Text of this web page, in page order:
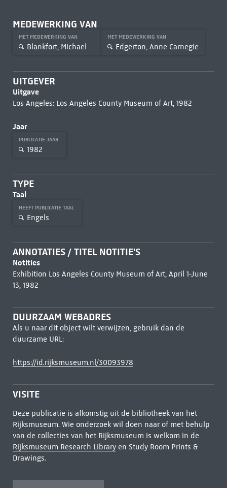
MEDEWERKING VAN
MET MEDEWERKING VAN
Blankfort, Michael
MET MEDEWERKING VAN
Edgerton, Anne Carnegie
UITGEVER
Uitgave
Los Angeles: Los Angeles County Museum of Art, 1982
Jaar
PUBLICATIE JAAR
1982
TYPE
Taal
HEEFT PUBLICATIE TAAL
Engels
ANNOTATIES / TITEL NOTITIE'S
Notities
Exhibition Los Angeles County Museum of Art, April 1-June
13, 1982
DUURZAAM WEBADRES
Als u naar dit object wilt verwijzen, gebruik dan de
duurzame URL:
https://id.rijksmuseum.nl/30093978
VISITE
Deze publicatie is afkomstig uit de bibliotheek van het
Rijksmuseum. Wie onderzoek wil doen naar of met behulp
van de collecties van het Rijksmuseum is welkom in de
Rijksmuseum Research Libraryen Study Room Prints &
Drawings.